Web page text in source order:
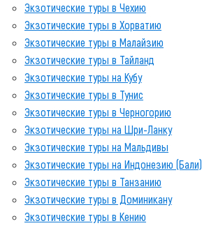
Экзотические туры в Чехию
Экзотические туры в Хорватию
Экзотические туры в Малайзию
Экзотические туры в Тайланд
Экзотические туры на Кубу
Экзотические туры в Тунис
Экзотические туры в Черногорию
Экзотические туры на Шри-Ланку
Экзотические туры на Мальдивы
Экзотические туры на Индонезию (Бали)
Экзотические туры в Танзанию
Экзотические туры в Доминикану
Экзотические туры в Кению